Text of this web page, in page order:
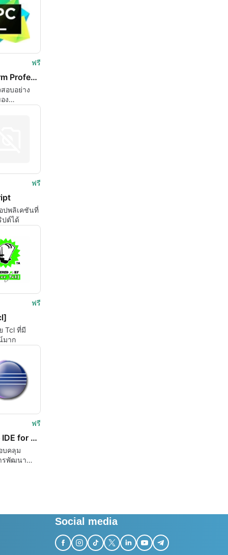
ฟรี
PyCharm Professional
อบอย่าง
ง
ฟรี
ปพลิเคชันที่
ปต์ได้
ฟรี
Tcl ที่มี
มาก
ฟรี
Eclipse IDE for Java EE Developers
บคลุม
รพัฒนา
Social media